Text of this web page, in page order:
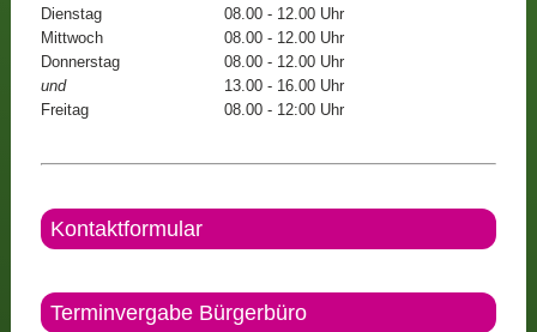
Dienstag
08.00 - 12.00 Uhr
Mittwoch
08.00 - 12.00 Uhr
Donnerstag
08.00 - 12.00 Uhr
und
13.00 - 16.00 Uhr
Freitag
08.00 - 12:00 Uhr
Kontaktformular
Terminvergabe Bürgerbüro